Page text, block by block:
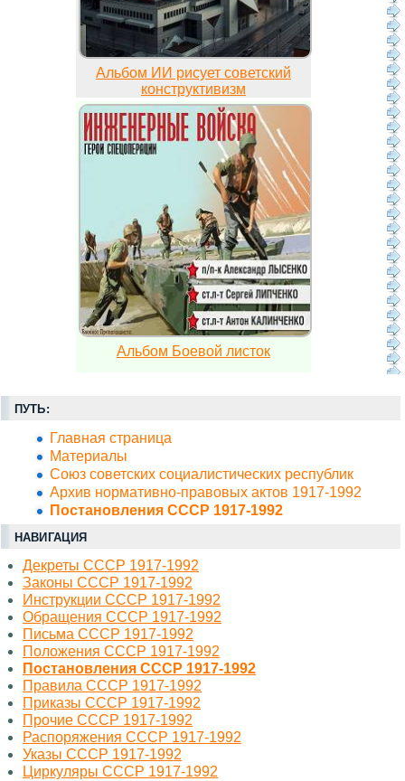
Альбом ИИ рисует советский
конструктивизм
Альбом Боевой листок
ПУТЬ:
Главная страница
Материалы
Союз советских социалистических республик
Архив нормативно-правовых актов 1917-1992
Постановления СССР 1917-1992
НАВИГАЦИЯ
Декреты СССР 1917-1992
Законы СССР 1917-1992
Инструкции СССР 1917-1992
Обращения СССР 1917-1992
Письма СССР 1917-1992
Положения СССР 1917-1992
Постановления СССР 1917-1992
Правила СССР 1917-1992
Приказы СССР 1917-1992
Прочие СССР 1917-1992
Распоряжения СССР 1917-1992
Указы СССР 1917-1992
Циркуляры СССР 1917-1992